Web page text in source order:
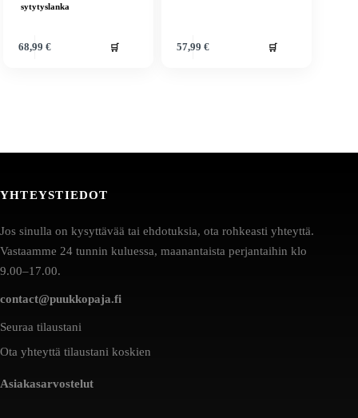
sytytyslanka
68,99 € 🛒 57,99 € 🛒
YHTEYSTIEDOT
Jos sinulla on kysyttävää tai ehdotuksia, ota rohkeasti yhteyttä.
Vastaamme 24 tunnin kuluessa, maanantaista perjantaihin klo
9.00–17.00.
contact@puukkopaja.fi
Seuraa tilaustani
Ota yhteyttä tilaustani koskien
Asiakasarvostelut